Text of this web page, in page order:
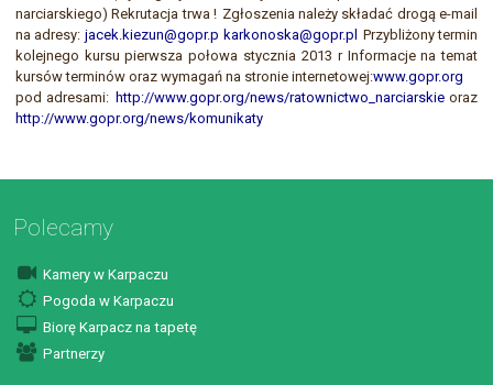
narciarskiego)Rekrutacja trwa ! Zgłoszenia należy składać drogą e-mail
na adresy:jacek.kiezun@gopr.p karkonoska@gopr.pl Przybliżony termin
kolejnego kursu pierwsza połowa stycznia 2013 r Informacje na temat
kursów terminów oraz wymagań na stronie internetowej:www.gopr.org
pod adresami: http://www.gopr.org/news/ratownictwo_narciarskieoraz
http://www.gopr.org/news/komunikaty
Polecamy
Kamery w Karpaczu
Pogoda w Karpaczu
Biorę Karpacz na tapetę
Partnerzy